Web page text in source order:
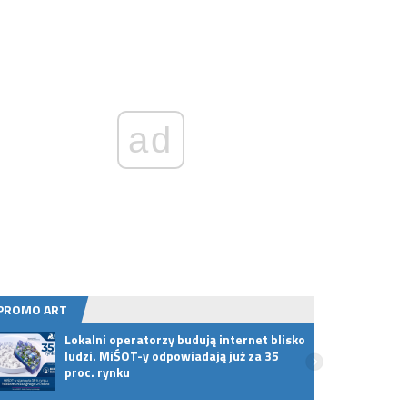
ad
ART
Lokalni operatorzy budują internet blisko
ludzi. MiŚOT-y odpowiadają już za 35
proc. rynku